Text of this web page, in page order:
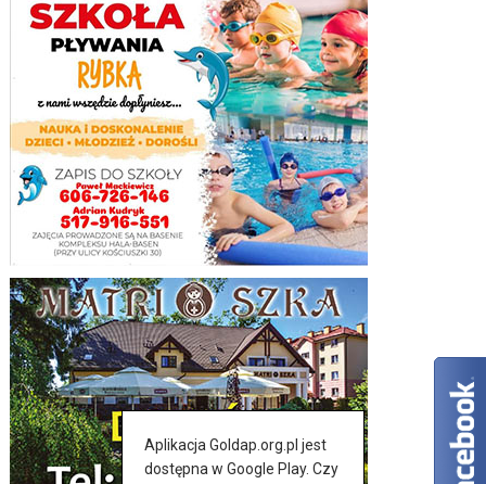
Aplikacja Goldap.org.pl jest
dostępna w Google Play. Czy